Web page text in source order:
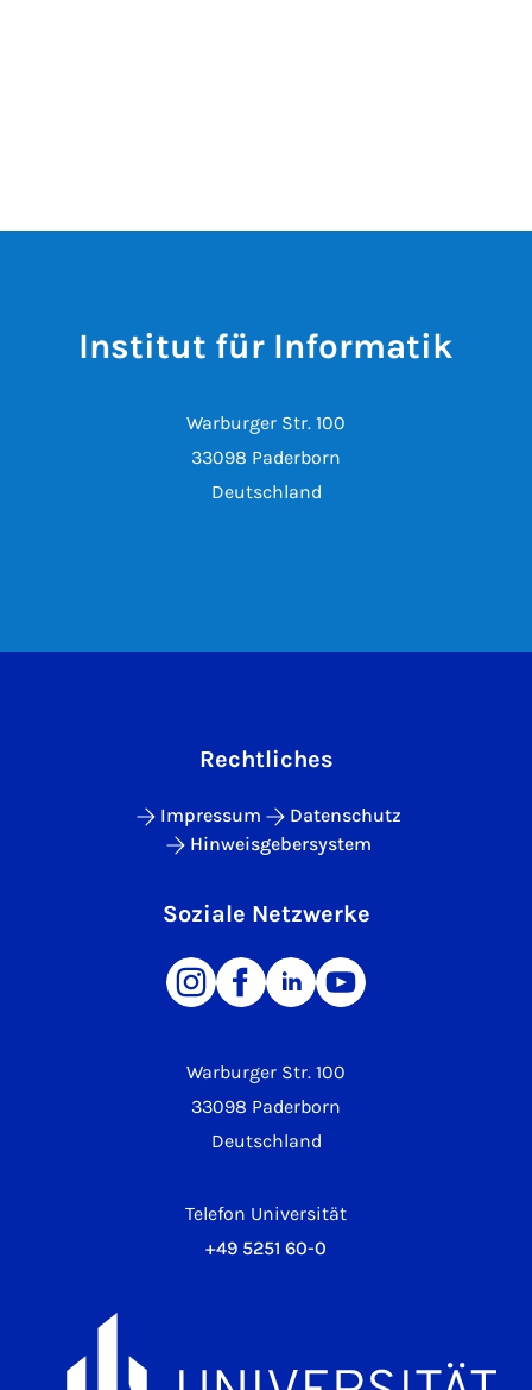
Institut für Informatik
Warburger Str. 100
33098 Paderborn
Deutschland
Warburger Str. 100
33098 Paderborn
Deutschland
Telefon Universität
+49 5251 60-0
Rechtliches
Impressum
Datenschutz
Hinweisgebersystem
Soziale Netzwerke